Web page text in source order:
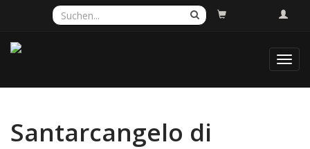
Santarcangelo di